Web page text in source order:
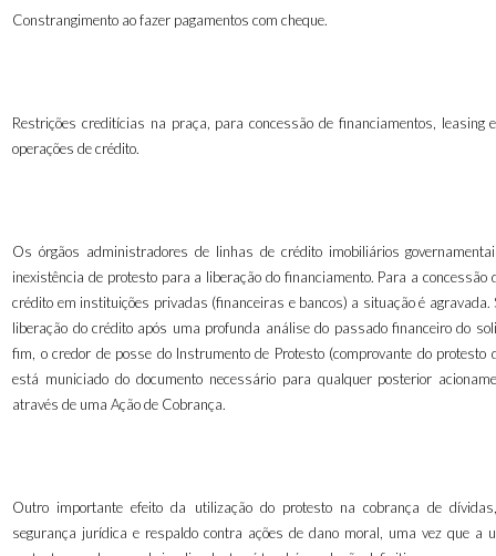
Constrangimento ao fazer pagamentos com cheque.
Restrições creditícias na praça, para concessão de financiamentos, leasing
operações de crédito.
Os órgãos administradores de linhas de crédito imobiliários
inexistência de protesto para a liberação do financiamento. Para a concessão
crédito em instituições privadas (financeiras e bancos) a situação é agravada.
liberação do crédito após uma profunda análise do passado financeiro do
fim, o credor de posse do Instrumento de Protesto (comprovante do protesto
está municiado do documento necessário para qualquer posterior
através de uma Ação de Cobrança.
Outro importante efeito da utilização do protesto na cobrança de
segurança jurídica e respaldo contra ações de dano moral, uma vez que a